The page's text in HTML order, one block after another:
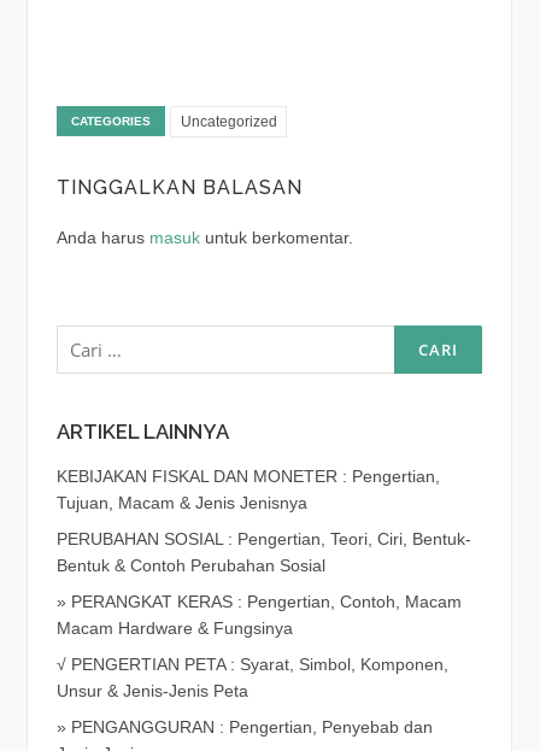
CATEGORIES Uncategorized
TINGGALKAN BALASAN
Anda harus masukuntuk berkomentar.
Cari
untuk:
ARTIKEL LAINNYA
KEBIJAKAN FISKAL DAN MONETER : Pengertian,
Tujuan, Macam & Jenis Jenisnya
PERUBAHAN SOSIAL : Pengertian, Teori, Ciri, Bentuk-
Bentuk & Contoh Perubahan Sosial
» PERANGKAT KERAS : Pengertian, Contoh, Macam
Macam Hardware & Fungsinya
√ PENGERTIAN PETA : Syarat, Simbol, Komponen,
Unsur & Jenis-Jenis Peta
» PENGANGGURAN : Pengertian, Penyebab dan